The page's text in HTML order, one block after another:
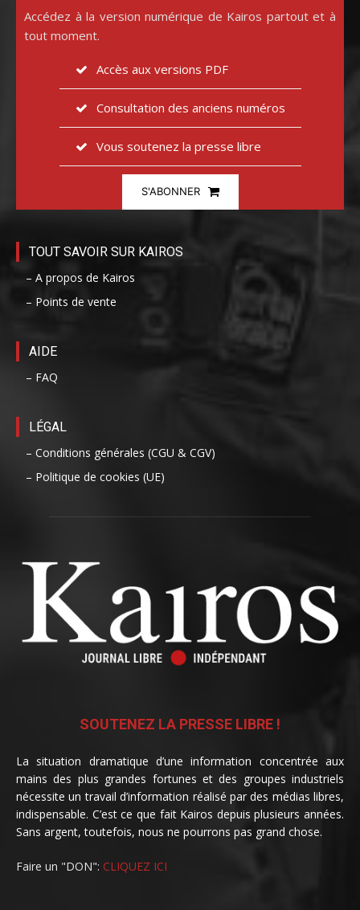
Accédez à la version numérique de Kairos partout et à
tout moment.
Accès aux versions PDF
Consultation des anciens numéros
Vous soutenez la presse libre
S'ABONNER
TOUT SAVOIR SUR KAIROS
– A propos de Kairos
– Points de vente
AIDE
– FAQ
LÉGAL
– Conditions générales (CGU & CGV)
– Politique de cookies (UE)
SOUTENEZ LA PRESSE LIBRE !
La situation dramatique d’une information concentrée aux
mains des plus grandes fortunes et des groupes industriels
nécessite un travail d’information réalisé par des médias libres,
indispensable. C’est ce que fait Kairos depuis plusieurs années.
Sans argent, toutefois, nous ne pourrons pas grand chose.
Faire un "DON": CLIQUEZ ICI